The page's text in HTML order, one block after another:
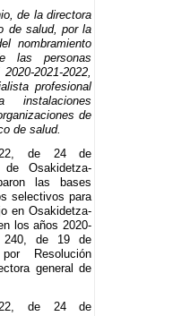
de la directora
de salud, por la
nombramiento
las personas
2021-2022,
profesional
instalaciones
de
de salud.
de 24 de
Osakidetza-
las bases
selectivos para
en Osakidetza-
los años 2020-
240, de 19 de
Resolución
general de
de 24 de